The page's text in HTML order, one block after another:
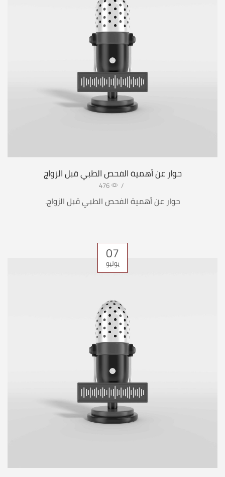
حوار عن أهمية الفحص الطبي قبل الزواج
/
476
حوار عن أهمية الفحص الطبي قبل الزواج.
07
يوليو